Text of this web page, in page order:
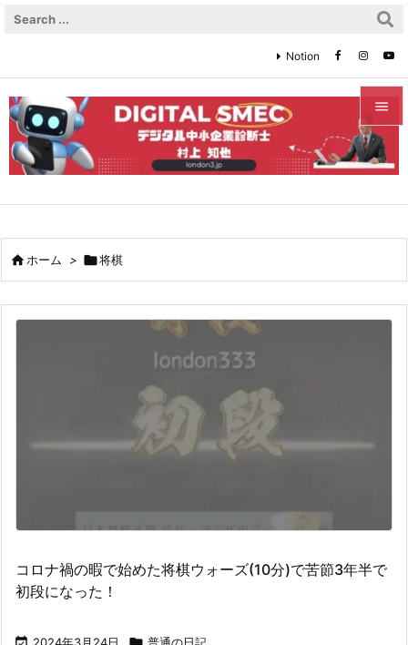


メニュ


次へ
Notion
ホーム > 将棋
コロナ禍の暇で始めた将棋ウォーズ(10分)で苦節3年半で
初段になった！